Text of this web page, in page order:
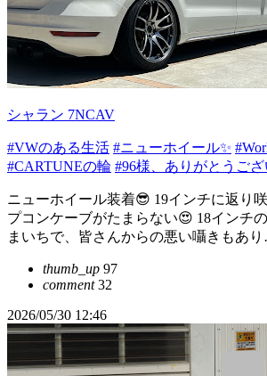
シャラン 7NCAV
#VWのある生活 #ニューホイール✨
#CARTUNEの輪 #96様、ありがとうござ
ニューホイール装着😎 19インチに返り
プコンケーブがたまらない😍 18インチ
まいちで、皆さんからの悪い囁きもあ
thumb_up 97
comment32
2026/05/30 12:46